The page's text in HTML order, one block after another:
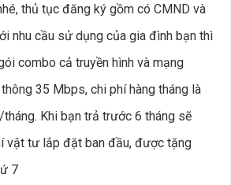
thủ tục đăng ký gồm có CMND và
nhu cầu sử dụng của gia đình bạn thì
combo cả truyền hình và mạng
35 Mbps, chi phí hàng tháng là
Khi bạn trả trước 6 tháng sẽ
vật tư lắp đặt ban đầu, được tặng
7